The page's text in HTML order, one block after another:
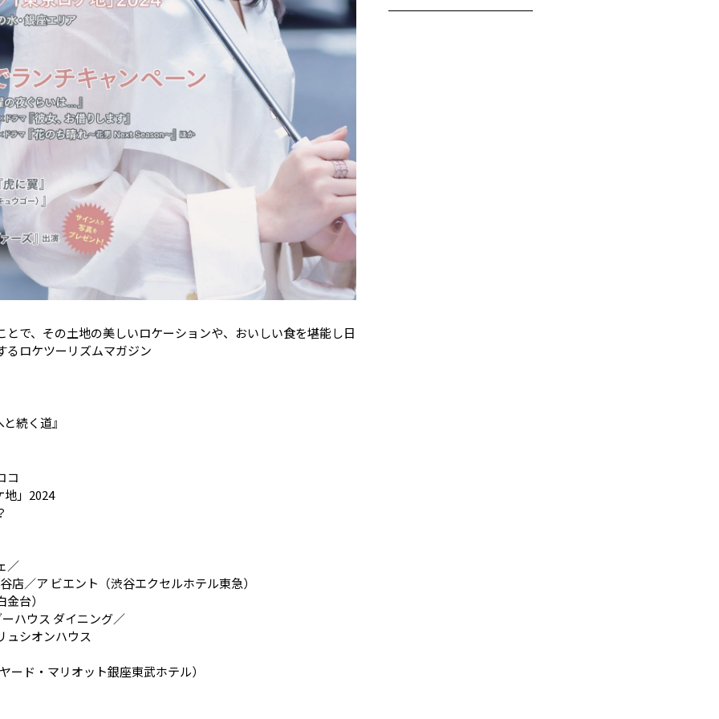
で、その土地の美しいロケーションや、おいしい食を堪能し日
るロケツーリズムマガジン
続く道』
コ
」2024
／
店／ア ビエント（渋谷エクセルホテル東急）
台）
ハウス ダイニング／
ュシオンハウス
ード・マリオット銀座東武ホテル）